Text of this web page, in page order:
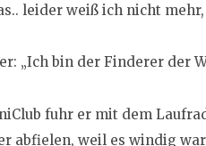
leider weiß ich nicht
„Ich bin der Finderer der
fuhr er mit dem
abfielen, weil es windig